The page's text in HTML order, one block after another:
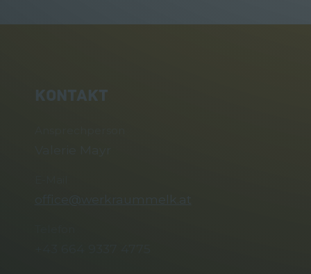
KONTAKT
office@werkraummelk.at